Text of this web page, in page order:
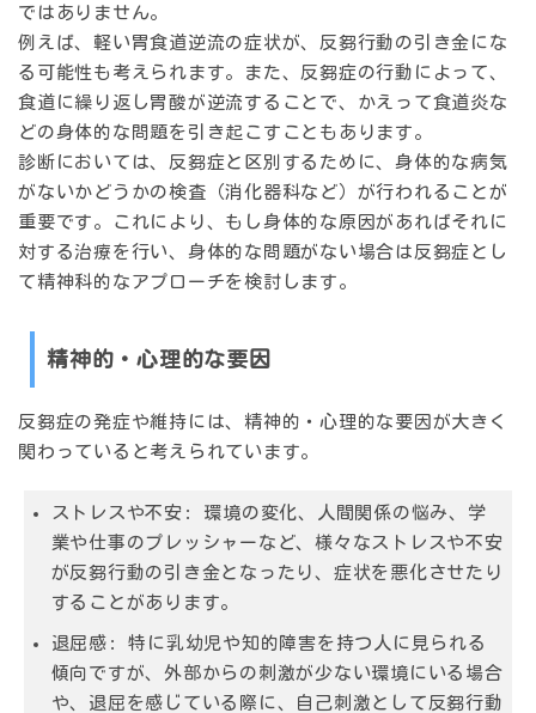
ではありません。
例えば、軽い胃食道逆流の症状が、反芻行動の引き金にな
る可能性も考えられます。また、反芻症の行動によって、
食道に繰り返し胃酸が逆流することで、かえって食道炎な
どの身体的な問題を引き起こすこともあります。
診断においては、反芻症と区別するために、 身体的な病気
がないかどうかの検査（消化器科など）が行われる ことが
重要です。これにより、もし身体的な原因があればそれに
対する治療を行い、身体的な問題がない場合は反芻症とし
て精神科的なアプローチを検討します。
精神的・心理的な要因
反芻症の発症や維持には、精神的・心理的な要因が大きく
関わっていると考えられています。
ストレスや不安 : 環境の変化、人間関係の悩み、学
業や仕事のプレッシャーなど、様々なストレスや不安
が反芻行動の引き金となったり、症状を悪化させたり
することがあります。
退屈感 : 特に乳幼児や知的障害を持つ人に見られる
傾向ですが、外部からの刺激が少ない環境にいる場合
や、退屈を感じている際に、自己刺激として反芻行動